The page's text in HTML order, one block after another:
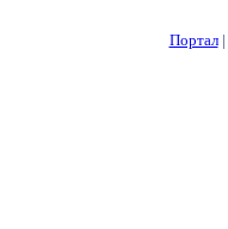
Портал|